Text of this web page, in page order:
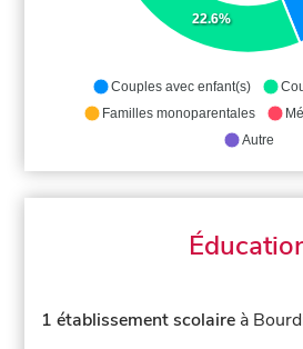
22.6%
Couples avec enfant(s)
Familles monoparentales
Autre
1 établissement scolaire à